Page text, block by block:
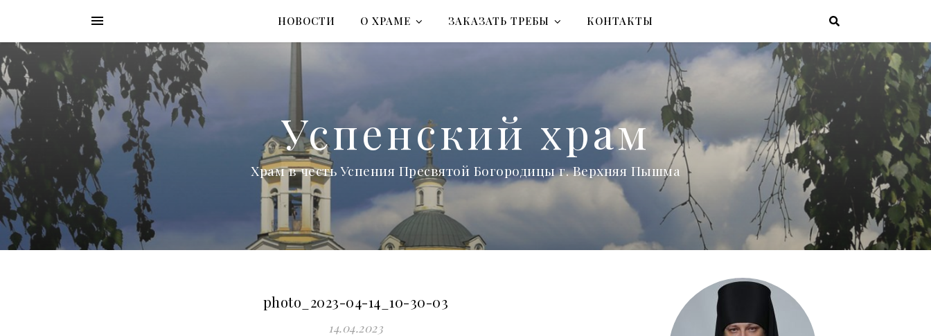
НОВОСТИ О ХРАМЕ ЗАКАЗАТЬ ТРЕБЫ КОНТАКТЫ
Успенский храм
Храм в честь Успения Пресвятой Богородицы г. Верхняя Пышма
photo_2023-04-14_10-30-03
14.04.2023